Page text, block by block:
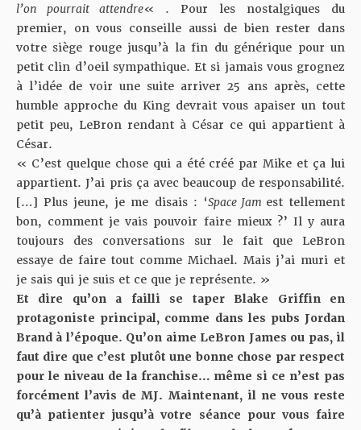
l’on pourrait attendre« . Pour les nostalgiques du
premier, on vous conseille aussi de bien rester dans
votre siège rouge jusqu’à la fin du générique pour un
petit clin d’oeil sympathique. Et si jamais vous grognez
à l’idée de voir une suite arriver 25 ans après, cette
humble approche du King devrait vous apaiser un tout
petit peu, LeBron rendant à César ce qui appartient à
César.
« C’est quelque chose qui a été créé par Mike et ça lui
appartient. J’ai pris ça avec beaucoup de responsabilité.
[…] Plus jeune, je me disais : ‘Space Jam est tellement
bon, comment je vais pouvoir faire mieux ?’ Il y aura
toujours des conversations sur le fait que LeBron
essaye de faire tout comme Michael. Mais j’ai muri et
je sais qui je suis et ce que je représente. »
Et dire qu’on a failli se taper Blake Griffin en
protagoniste principal, comme dans les pubs Jordan
Brand à l’époque. Qu’on aime LeBron James ou pas, il
faut dire que c’est plutôt une bonne chose par respect
pour le niveau de la franchise… même si ce n’est pas
forcémentl’avis de MJ. Maintenant, il ne vous reste
qu’à patienter jusqu’à votre séance pour vous faire